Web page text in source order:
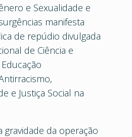
e Sexualidade e
manifesta
de repúdio divulgada
de Ciência e
e Justiça Social na
gravidade da operação